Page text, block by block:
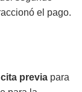
el pago.
cita previa para